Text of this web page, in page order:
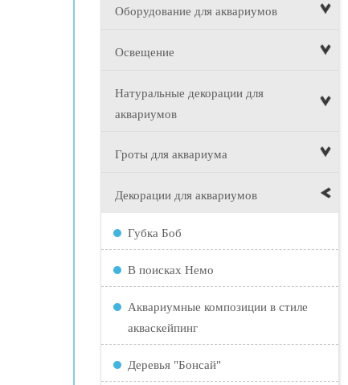
Оборудование для аквариумов
Освещение
Натуральные декорации для
аквариумов
Гроты для аквариума
Декорации для аквариумов
Губка Боб
В поисках Немо
Аквариумные композиции в стиле
акваскейпинг
Деревья "Бонсай"